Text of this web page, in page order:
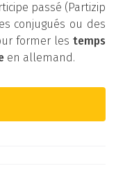
passé (Partizip
conjugués ou des
former les temps
en allemand.